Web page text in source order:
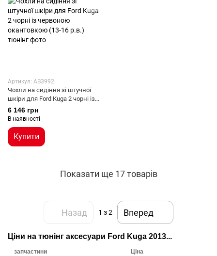
Артикул: AB3992
Чохли на сидіння зі штучної
шкіри для Ford Kuga 2 чорні із
червоною окантовкою (13-16
р.в.)
6 146 грн
В наявності
Купити
Показати ще 17 товарів
Назад 1 з 2 Вперед
Ціни на тюнінг аксесуари Ford Kuga 2013...
запчастини Ціна